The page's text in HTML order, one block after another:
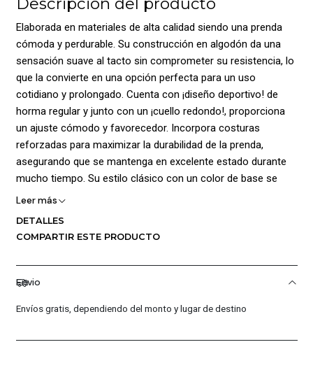
Elaborada en materiales de alta calidad siendo una prenda
cómoda y perdurable. Su construcción en algodón da una
sensación suave al tacto sin comprometer su resistencia, lo
que la convierte en una opción perfecta para un uso
cotidiano y prolongado. Cuenta con ¡diseño deportivo! de
horma regular y junto con un ¡cuello redondo!, proporciona
un ajuste cómodo y favorecedor. Incorpora costuras
reforzadas para maximizar la durabilidad de la prenda,
asegurando que se mantenga en excelente estado durante
mucho tiempo. Su estilo clásico con un color de base se
realza aún más con el logo y gráficos de la marca
Leer más
DETALLES
COMPARTIR ESTE PRODUCTO
Envio
Envíos gratis, dependiendo del monto y lugar de destino